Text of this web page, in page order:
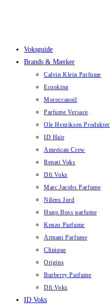
Voksguide
Brands & Mærker
Calvin Klein Parfume
Ecooking
Moroccanoil
Parfume Versace
Ole Henriksen Produkter
ID Hair
American Crew
Renati Voks
Dfi Voks
Marc Jacobs Parfume
Nilens Jord
Hugo Boss parfume
Kenzo Parfume
Armani Parfume
Clinique
Origins
Burberry Parfume
Dfi Voks
ID Voks